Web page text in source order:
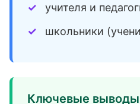
учителя и
школьники
Ключевые выводы